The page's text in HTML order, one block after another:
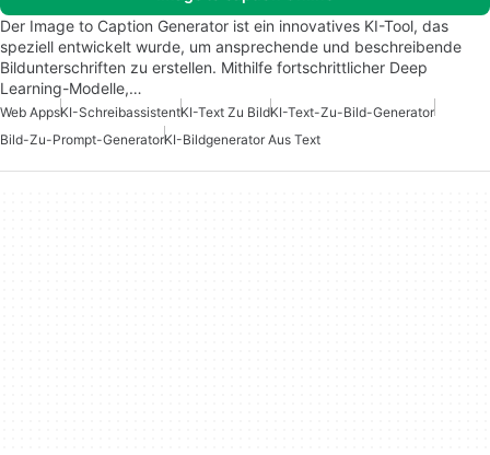
Der Image to Caption Generator ist ein innovatives KI-Tool, das
speziell entwickelt wurde, um ansprechende und beschreibende
Bildunterschriften zu erstellen. Mithilfe fortschrittlicher Deep
Learning-Modelle,…
Web AppsKI-SchreibassistentKI-Text Zu BildKI-Text-Zu-Bild-Generator
Bild-Zu-Prompt-GeneratorKI-Bildgenerator Aus Text